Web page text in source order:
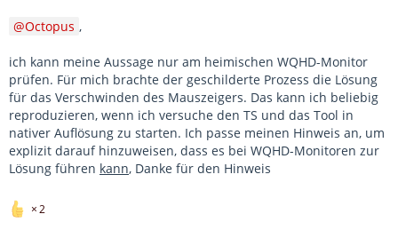
Octopus ,
ich kann meine Aussage nur am heimischen WQHD-Monitor
prüfen. Für mich brachte der geschilderte Prozess die Lösung
für das Verschwinden des Mauszeigers. Das kann ich beliebig
reproduzieren, wenn ich versuche den TS und das Tool in
nativer Auflösung zu starten. Ich passe meinen Hinweis an, um
explizit darauf hinzuweisen, dass es bei WQHD-Monitoren zur
Lösung führen kann, Danke für den Hinweis
2